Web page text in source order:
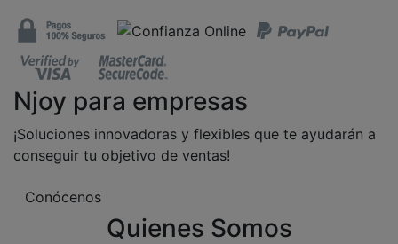
Njoy para empresas
¡Soluciones innovadoras y flexibles que te ayudarán a
conseguir tu objetivo de ventas!
Conócenos
Quienes Somos